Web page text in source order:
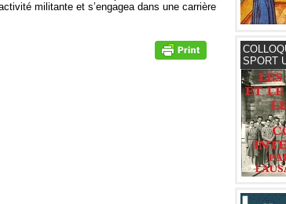
militante et s’engagea dans une carrière
SPORT